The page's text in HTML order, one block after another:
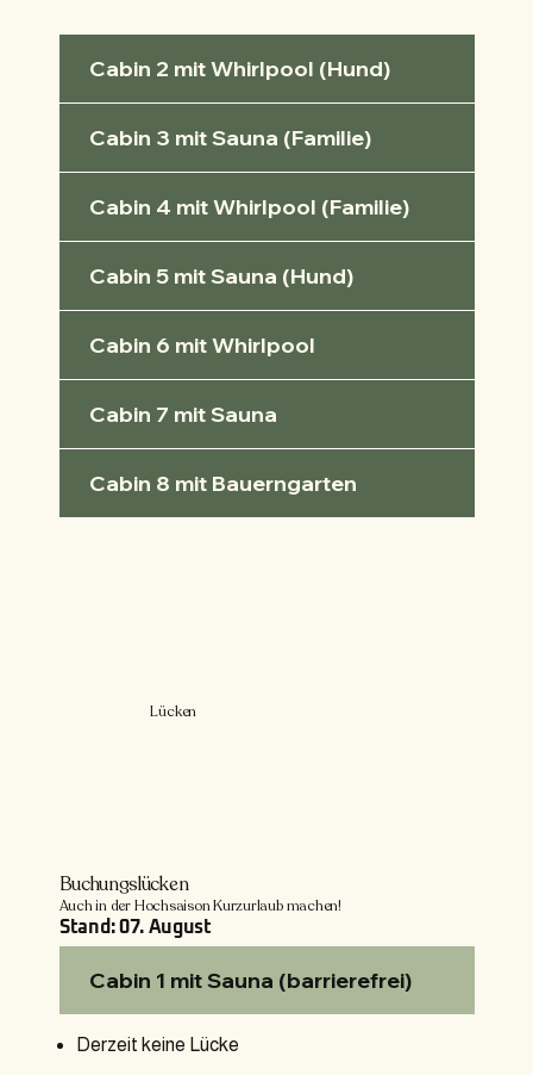
Cabin 2 mit Whirlpool (Hund)
Cabin 3 mit Sauna (Familie)
Cabin 4 mit Whirlpool (Familie)
Cabin 5 mit Sauna (Hund)
Cabin 6 mit Whirlpool
Cabin 7 mit Sauna
Cabin 8 mit Bauerngarten
Lücken
Buchungslücken
Auch in der Hochsaison Kurzurlaub machen!
Stand: 07. August
Cabin 1 mit Sauna (barrierefrei)
Derzeit keine Lücke